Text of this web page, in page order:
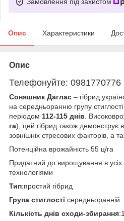
Опис Характеристики
Опис
Телефонуйте: 0981770776
Соняшник Даглас – гібрид
на середньоранню групу
періодом 112-115 днів .
га), цей гібрид також демонструє
зовнішніх стресових факторів, а
Потенційна врожайність 55 ц/га
Придатний до вирощування в усіх
технологіями
Тип:простий гібрид
Група стиглості:середньоранній
Кількість днів сходи-збирання